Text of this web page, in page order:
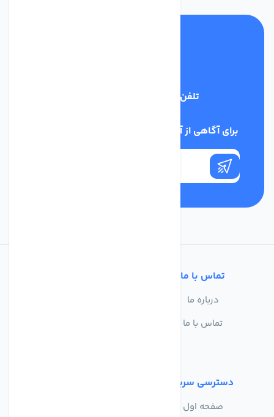
تلفن پشتیبانی
برای آگاهی از آخرین اخبار در خبرنامه ما عضو شوید
تماس با ما
درباره ما
تماس با ما
دسترسی سریع
صفحه اول